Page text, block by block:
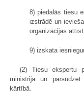
8) piedalās tiesu
izstrādē un
organizācijas
9) izskata
(2) Tiesu ekspertu
ministrijā un pārsūdzēt
kārtībā.